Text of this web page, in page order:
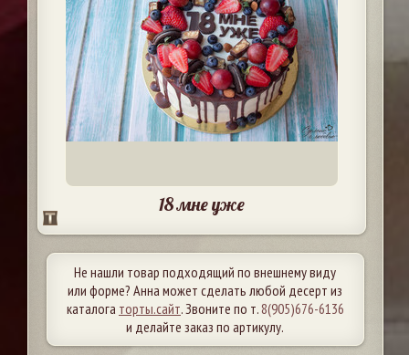
18 мне уже
Не нашли товар подходящий по внешнему виду
или форме? Анна может сделать любой десерт из
каталога торты.сайт. Звоните по т.8(905)676-6136
и делайте заказ по артикулу.